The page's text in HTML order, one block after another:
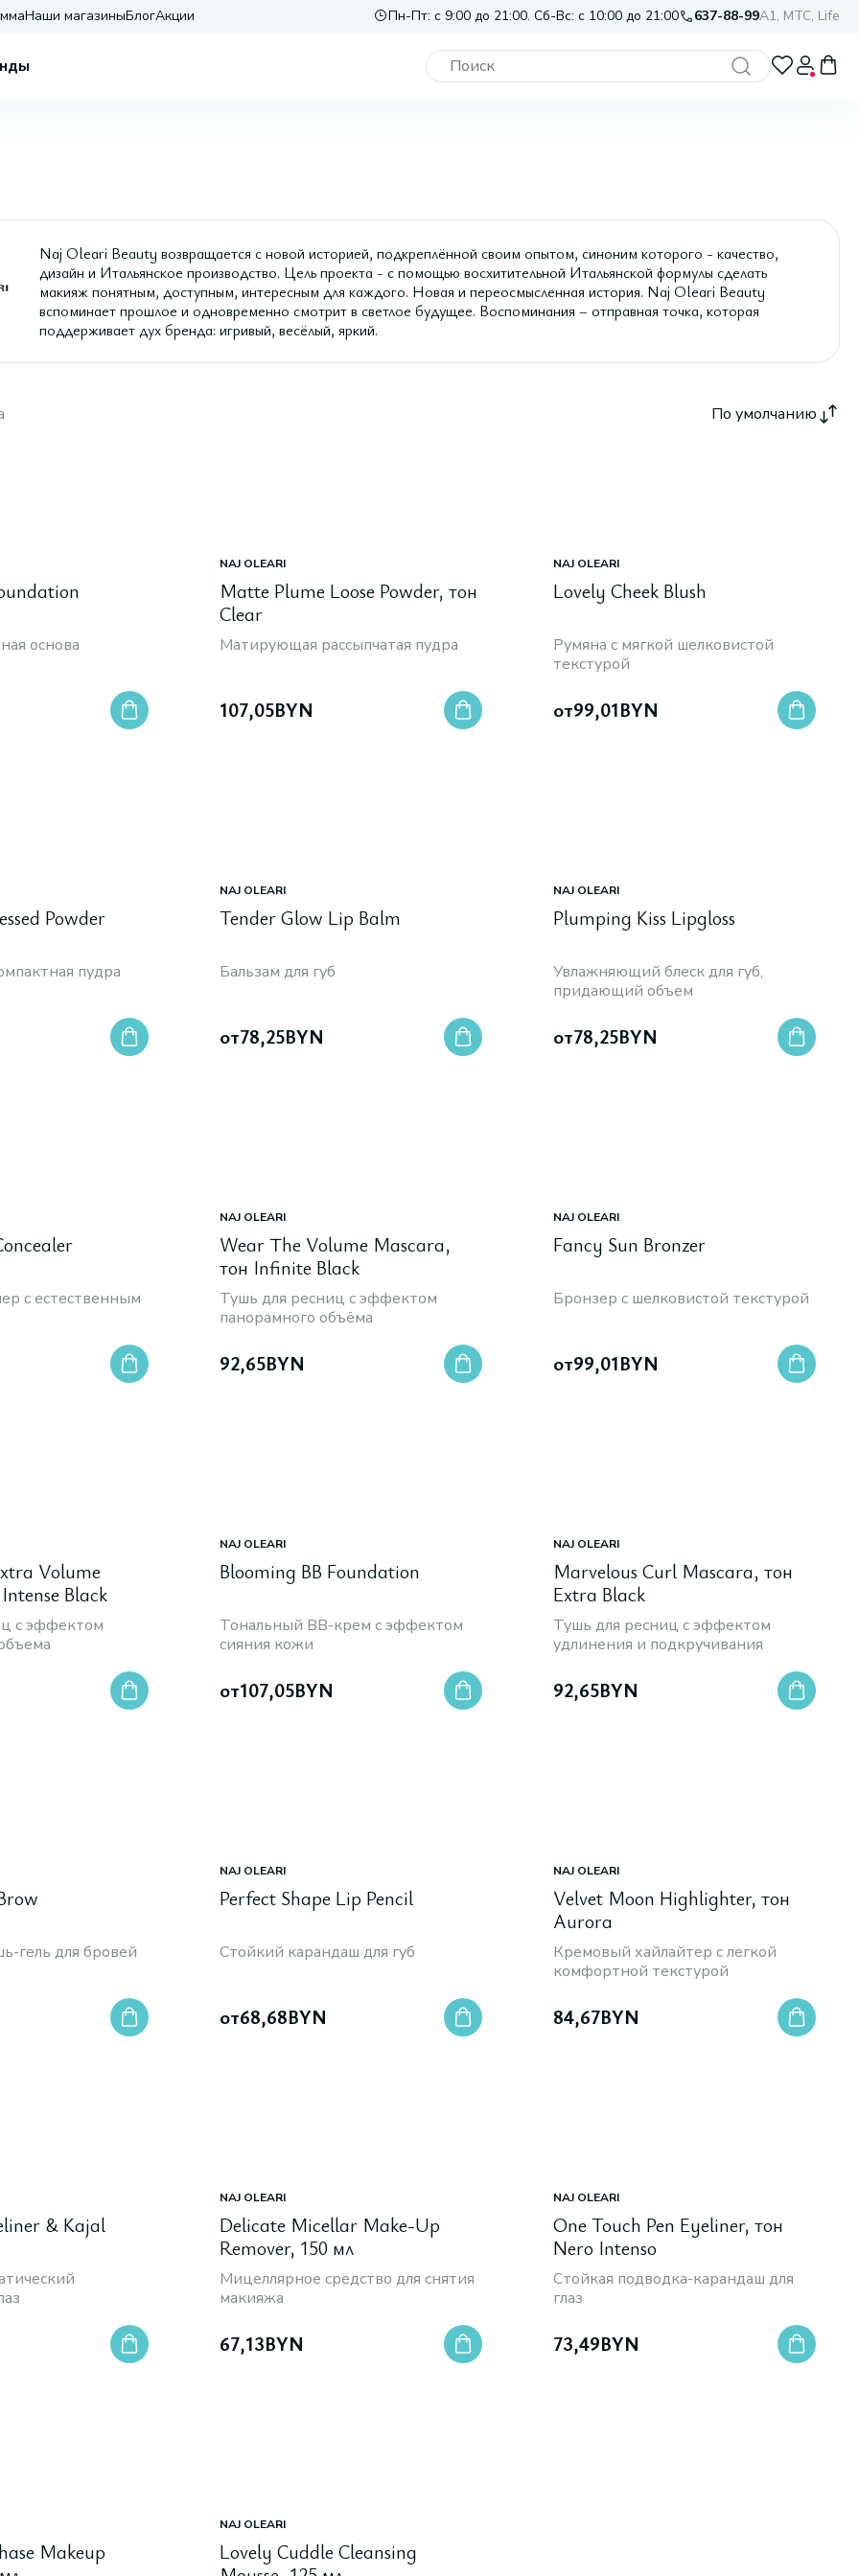
Наши магазиныБлогАкции Пн-Пт: с 9:00 до 21:00. Сб-Вс: с 10:00 до 21:00 637-88-99A1, МТС, Life
Naj Oleari Beauty возвращается с новой историей, подкреплённой своим опытом, синоним которого - качество,
дизайн и Итальянское производство. Цель проекта - с помощью восхитительной Итальянской формулы сделать
макияж понятным, доступным, интересным для каждого. Новая и переосмысленная история. Naj Oleari Beauty
вспоминает прошлое и одновременно смотрит в светлое будущее. Воспоминания – отправная точка, которая
поддерживает дух бренда: игривый, весёлый, яркий.
По умолчанию
основа
NAJ OLEARI
Matte Plume Loose Powder, тон
Clear
Матирующая рассыпчатая пудра
107,05BYN
NAJ OLEARI
Lovely Cheek Blush
Румяна с мягкой шелковистой
текстурой
от99,01BYN
Powder
пудра
NAJ OLEARI
Tender Glow Lip Balm
Бальзам для губ
от78,25BYN
NAJ OLEARI
Plumping Kiss Lipgloss
Увлажняющий блеск для губ,
придающий объем
от78,25BYN
с естественным
NAJ OLEARI
Wear The Volume Mascara,
тон Infinite Black
Тушь для ресниц с эффектом
панорамного объёма
92,65BYN
NAJ OLEARI
Fancy Sun Bronzer
Бронзер с шелковистой текстурой
от99,01BYN
Volume
Black
с эффектом
NAJ OLEARI
Blooming BB Foundation
Тональный ВВ-крем с эффектом
сияния кожи
от107,05BYN
NAJ OLEARI
Marvelous Curl Mascara, тон
Extra Black
Тушь для ресниц с эффектом
удлинения и подкручивания
92,65BYN
гель для бровей
NAJ OLEARI
Perfect Shape Lip Pencil
Стойкий карандаш для губ
от68,68BYN
NAJ OLEARI
Velvet Moon Highlighter, тон
Aurora
Кремовый хайлайтер с легкой
комфортной текстурой
84,67BYN
& Kajal
NAJ OLEARI
Delicate Micellar Make-Up
Remover, 150 мл
Мицеллярное средство для снятия
макияжа
67,13BYN
NAJ OLEARI
One Touch Pen Eyeliner, тон
Nero Intenso
Стойкая подводка-карандаш для
глаз
73,49BYN
Makeup
NAJ OLEARI
Lovely Cuddle Cleansing